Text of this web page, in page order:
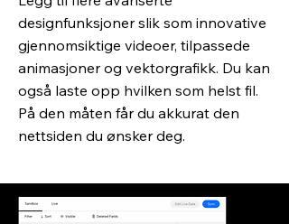
designfunksjoner slik som innovative
gjennomsiktige videoer, tilpassede
animasjoner og vektorgrafikk. Du kan
også laste opp hvilken som helst fil.
På den måten får du akkurat den
nettsiden du ønsker deg.